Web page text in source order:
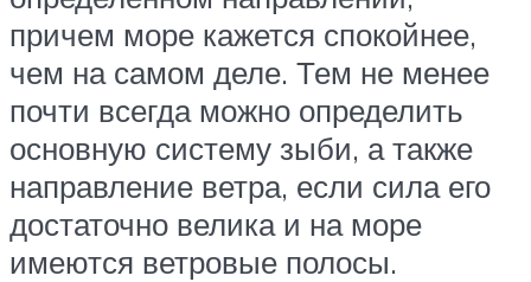
причем море кажется спокойнее,
чем на самом деле. Тем не менее
почти всегда можно определить
основную систему зыби, а также
направление ветра, если сила его
достаточно велика и на море
имеются ветровые полосы.